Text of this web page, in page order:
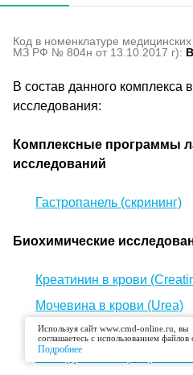
Код в номенклатуре медицинских
МЗ РФ № 804н от 13.10.2017 г):
В состав данного комплекса
исследования:
Комплексные программы
исследований
Гастропанель (скрининг)
Биохимические
Креатинин в крови
Мочевина в крови (Urea)
Мочевая кислота в крови
Билирубин общий
Используя сайт www.cmd-online.ru, вы
соглашаетесь с использованием файлов
Подробнее